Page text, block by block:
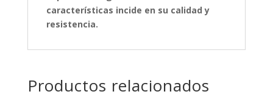
características incide en su calidad y
resistencia.
Productos relacionados